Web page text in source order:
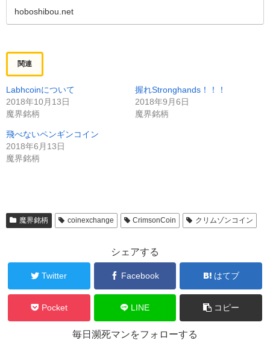
hoboshibou.net
関連
Labhcoinについて
2018年10月13日
魔界銘柄
握れStronghands！！！
2018年9月6日
魔界銘柄
飛べないペンギンコイン
2018年6月13日
魔界銘柄
魔界銘柄 coinexchange CrimsonCoin クリムゾンコイン
シェアする
Twitter Facebook はてブ
Pocket LINE コピー
毎日瀕死マンをフォローする